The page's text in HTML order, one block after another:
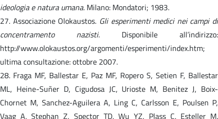
ideologia e natura umana. Milano: Mondatori; 1983.
27. Associazione Olokaustos. Gli esperimenti medici nei campi di
concentramento nazisti. Disponibile all’indirizzo:
http://www.olokaustos.org/argomenti/esperimenti/index.htm;
ultima consultazione: ottobre 2007.
28. Fraga MF, Ballestar E, Paz MF, Ropero S, Setien F, Ballestar
ML, Heine-Suñer D, Cigudosa JC, Urioste M, Benitez J, Boix-
Chornet M, Sanchez-Aguilera A, Ling C, Carlsson E, Poulsen P,
Vaag A, Stephan Z, Spector TD, Wu YZ, Plass C, Esteller M.